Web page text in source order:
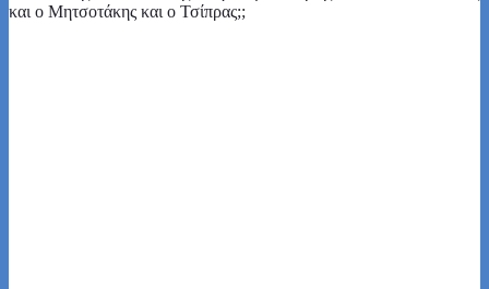
και ο Μητσοτάκης και ο Τσίπρας;;